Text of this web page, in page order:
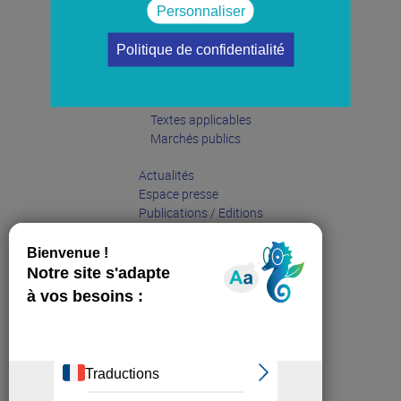
Textes applicables
Marchés publics
Actualités
Espace presse
Publications / Editions
Partenaires
Cap sur l'Economie Portuaire
La Rochelle Ports Center
Personnaliser
Politique de confidentialité